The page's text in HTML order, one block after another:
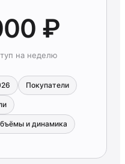
₽
на неделю
Покупатели
и динамика